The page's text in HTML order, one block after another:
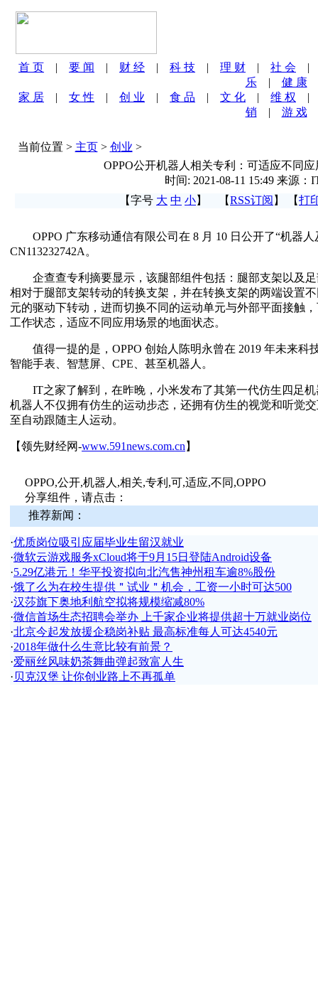
首 页 | 要 闻 | 财 经 | 科 技 | 理 财 | 社 会
乐| 健 康
家 居 | 女 性 | 创 业 | 食 品 | 文 化 | 维 权
销 | 游 戏
当前位置 > 主页> 创业 >
OPPO公开机器人相关专利：可适应不同
时间: 2021-08-11 15:49 来源：
【字号 大 中 小】 【RSS订阅 】 【打
OPPO 广东移动通信有限公司在 8 月 10 日公开了“机器人
CN113232742A。
企查查专利摘要显示，该腿部组件包括：腿部支架以及足
相对于腿部支架转动的转换支架，并在转换支架的两端设置
元的驱动下转动，进而切换不同的运动单元与外部平面接触
工作状态，适应不同应用场景的地面状态。
值得一提的是，OPPO 创始人陈明永曾在 2019 年未来科
智能手表、智慧屏、CPE、甚至机器人。
IT之家了解到，在昨晚，小米发布了其第一代仿生四足机
机器人不仅拥有仿生的运动步态，还拥有仿生的视觉和听觉
至自动跟随主人运动。
【领先财经网-www.591news.com.cn 】
OPPO,公开,机器人,相关,专利,可,适应,不同,OPPO
分享组件，请点击：
推荐新闻：
·优质岗位吸引应届毕业生留汉就业
·微软云游戏服务xCloud将于9月15日登陆Android设备
·5.29亿港元！华平投资拟向北汽售神州租车逾8%股份
·饿了么为在校生提供＂试业＂机会，工资一小时可达500
·汉莎旗下奥地利航空拟将规模缩减80%
·微信首场生态招聘会举办 上千家企业将提供超十万就业岗位
·北京今起发放援企稳岗补贴 最高标准每人可达4540元
·2018年做什么生意比较有前景？
·爱丽丝风味奶茶舞曲弹起致富人生
·贝克汉堡 让你创业路上不再孤单